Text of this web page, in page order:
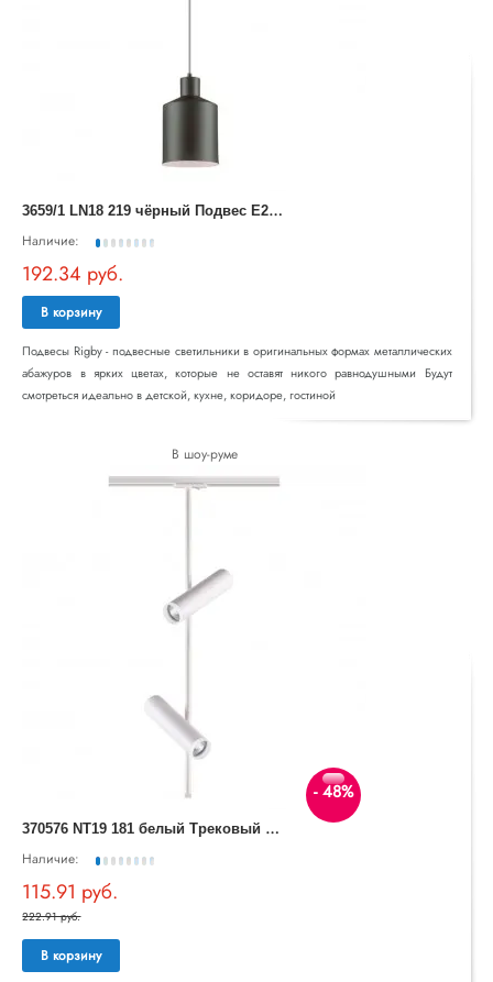
3
659/1 LN18 219 чёрный Подвес E27 60W 220V RIGBY
Наличие:
192.34 руб.
В корзину
Подвесы Rigby - подвесные светильники в оригинальных формах металлических
абажуров в ярких цветах, которые не оставят никого равнодушными Будут
смотреться идеально в детской, кухне, коридоре, гостиной
В шоу-руме
- 48%
3
70576 NT19 181 белый Трековый светильник IP20 GU10 2*50W 220V BATRA
Наличие:
115.91 руб.
222.91 руб.
В корзину